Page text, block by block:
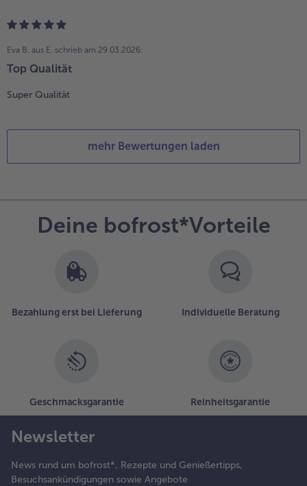
Eva B. aus E. schrieb am 29.03.2026:
Top Qualität
Super Qualität
mehr Bewertungen laden
Deine bofrost*Vorteile
Bezahlung erst bei Lieferung Individuelle Beratung
Geschmacksgarantie Reinheitsgarantie
Newsletter
News rund um bofrost*, Rezepte und Genießertipps,
Besuchsankündigungen sowie Angebote